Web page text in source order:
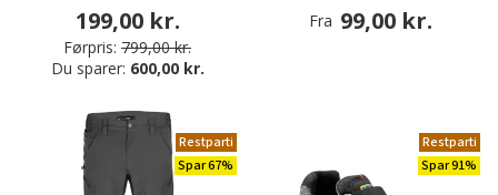
199,00 kr.
Førpris: 799,00 kr.
Du sparer: 600,00 kr.
Fra 99,00 kr.
Restparti
Spar 67%
Restparti
Spar 91%